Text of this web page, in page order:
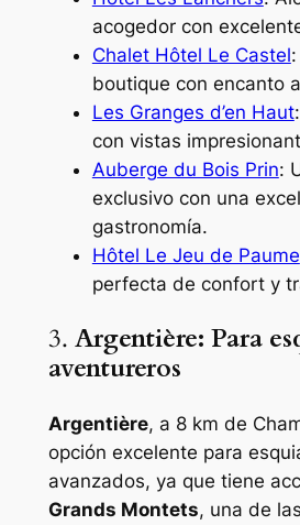
acogedor con
Chalet Hôtel Le Castel
boutique con encanto
Les Granges d’en Haut
con vistas
Auberge du Bois Prin:
exclusivo con una
gastronomía.
Hôtel Le Jeu de Paume
perfecta de confort y
3. Argentière: Para
aventureros
Argentière, a 8 km de
opción excelente para
avanzados, ya que tiene
Grands Montets, una de